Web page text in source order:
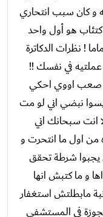
و كان سبب انتحاري
هو أول واحد
! نظرات الدكاترة
عملتيه في نفسك !!
صعب اووي احكي
نبضي اني لو مت
انت سبحانك اني
من اول ما انتحرت و
يجبوا شرطة تحقق
و ما كتبش انها
مابطلتش استغفار
غير العالم ٣ ايام محجوزة في المستشفي